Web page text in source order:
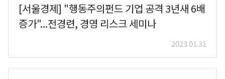
[서울경제] "행동주의펀드 기업 공격 3년새 6배
증가"...전경련, 경영 리스크 세미나
2023.01.31